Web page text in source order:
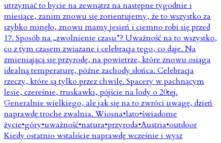
Kiedy ostatnio wstaliście naprawdę wcześnie i wysz